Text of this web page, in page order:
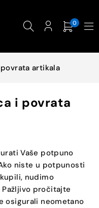
0
i povrata
artikala
Vaše potpuno
niste u potpunosti
nudimo
pročitajte
osigurali neometano